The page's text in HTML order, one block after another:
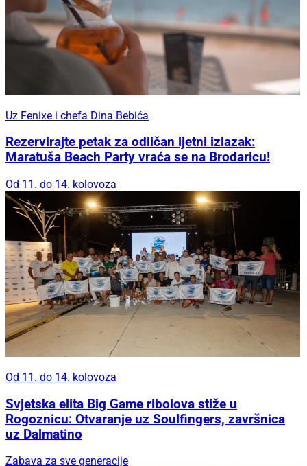
Uz Fenixe i chefa Dina Bebića
Rezervirajte petak za odličan ljetni izlazak:
Maratuša Beach Party vraća se na Brodaricu!
Od 11. do 14. kolovoza
Od 11. do 14. kolovoza
Svjetska elita Big Game ribolova stiže u
Rogoznicu: Otvaranje uz Soulfingers, završnica
uz Dalmatino
Zabava za sve generacije